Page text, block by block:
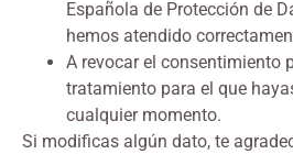
Española de Protección de
hemos atendido
A revocar el consentimiento
tratamiento para el que
cualquier momento.
Si modificas algún dato, te